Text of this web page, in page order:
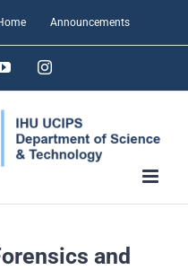
Announcements
YouTubeInstagram
and